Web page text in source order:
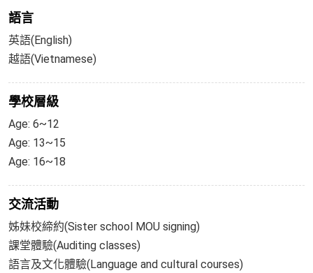
語言
英語(English)
越語(Vietnamese)
學校層級
Age: 6~12
Age: 13~15
Age: 16~18
交流活動
姊妹校締約(Sister school MOU signing)
課堂體驗(Auditing classes)
語言及文化體驗(Language and cultural courses)